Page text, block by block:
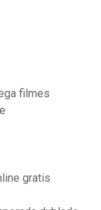
filmes
gratis